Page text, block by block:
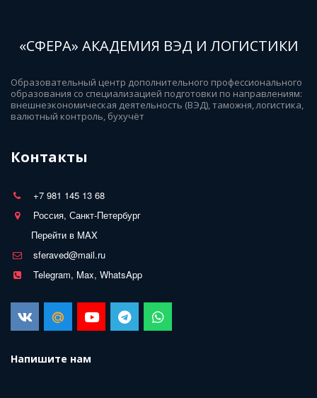
«СФЕРА» АКАДЕМИЯ ВЭД И ЛОГИСТИКИ
Образовательный центр дополнительного профессионального
образования со специализацией подготовки по направлениям:
внешнеэкономическая деятельность (ВЭД), таможня, логистика,
валютный контроль, бухучёт
Контакты
+7 981 145 13 68
Россия, Санкт-Петербург
Перейти в MAX
sferaved@mail.ru
Telegram, Max, WhatsApp
Напишите нам